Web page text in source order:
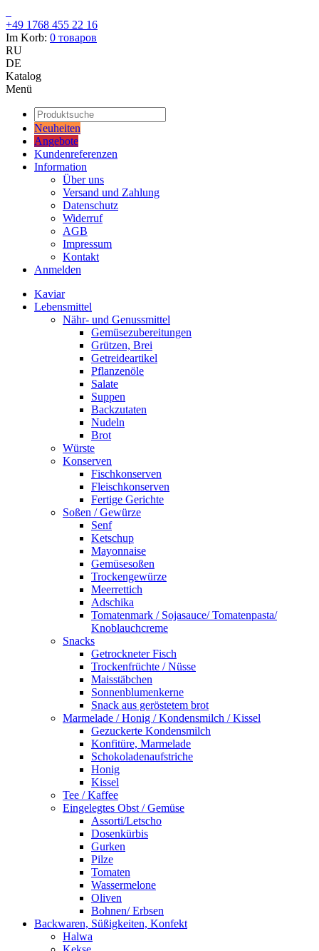
+49 1768 455 22 16
Im Korb: 0 товаров
RU
DE
Katalog
Menü
Neuheiten
Angebote
Kundenreferenzen
Information
Über uns
Versand und Zahlung
Datenschutz
Widerruf
AGB
Impressum
Kontakt
Anmelden
Kaviar
Lebensmittel
Nähr- und Genussmittel
Gemüsezubereitungen
Grützen, Brei
Getreideartikel
Pflanzenöle
Salate
Suppen
Backzutaten
Nudeln
Brot
Würste
Konserven
Fischkonserven
Fleischkonserven
Fertige Gerichte
Soßen / Gewürze
Senf
Ketschup
Mayonnaise
Gemüsesoßen
Trockengewürze
Meerrettich
Adschika
Tomatenmark / Sojasauce/ Tomatenpasta/
Knoblauchcreme
Snacks
Getrockneter Fisch
Trockenfrüchte / Nüsse
Maisstäbchen
Sonnenblumenkerne
Snack aus geröstetem brot
Marmelade / Honig / Kondensmilch / Kissel
Gezuckerte Kondensmilch
Konfitüre, Marmelade
Schokoladenaufstriche
Honig
Kissel
Tee / Kaffee
Eingelegtes Obst / Gemüse
Assorti/Letscho
Dosenkürbis
Gurken
Pilze
Tomaten
Wassermelone
Oliven
Bohnen/ Erbsen
Backwaren, Süßigkeiten, Konfekt
Halwa